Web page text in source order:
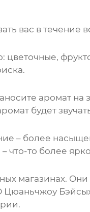
вас в течение
цветочные,
аромат
будет
– более
что-то более
магазинах.